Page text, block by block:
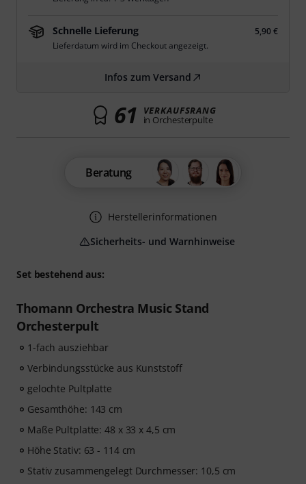
Set bestehend aus:
Thomann Orchestra Music Stand
Orchesterpult
1-fach ausziehbar
Verbindungsstücke aus Kunststoff
gelochte Pultplatte
Gesamthöhe: 143 cm
Maße Pultplatte: 48 x 33 x 4,5 cm
Höhe Stativ: 63 - 114 cm
Stativ zusammengelegt Durchmesser: 10,5 cm
Schnelle Lieferung
5,90 €
Lieferdatum wird im Checkout angezeigt.
Infos zum Versand
61 VERKAUFSRANG
in Orchesterpulte
Beratung
Herstellerinformationen
Sicherheits- und Warnhinweise